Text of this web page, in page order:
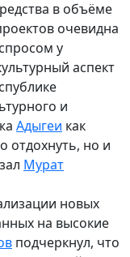
в объёме
очевидна
у
аспект
и
Адыгеи как
отдохнуть, но и
Мурат
новых
на высокие
подчеркнул, что